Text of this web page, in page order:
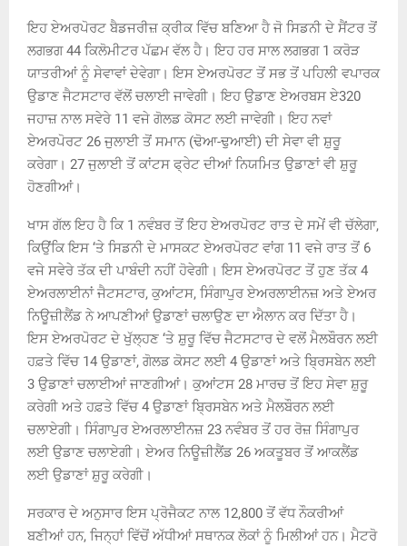
ਇਹ ਏਅਰਪੋਰਟ ਬੈਡਜਰੀਜ਼ ਕ੍ਰੀਕ ਵਿੱਚ ਬਣਿਆ ਹੈ ਜੋ ਸਿਡਨੀ ਦੇ ਸੈਂਟਰ ਤੋਂ
ਲਗਭਗ 44 ਕਿਲੋਮੀਟਰ ਪੱਛਮ ਵੱਲ ਹੈ। ਇਹ ਹਰ ਸਾਲ ਲਗਭਗ 1 ਕਰੋੜ
ਯਾਤਰੀਆਂ ਨੂੰ ਸੇਵਾਵਾਂ ਦੇਵੇਗਾ। ਇਸ ਏਅਰਪੋਰਟ ਤੋਂ ਸਭ ਤੋਂ ਪਹਿਲੀ ਵਪਾਰਕ
ਉਡਾਣ ਜੈਟਸਟਾਰ ਵੱਲੋਂ ਚਲਾਈ ਜਾਵੇਗੀ। ਇਹ ਉਡਾਣ ਏਅਰਬਸ ਏ320
ਜਹਾਜ਼ ਨਾਲ ਸਵੇਰੇ 11 ਵਜੇ ਗੋਲਡ ਕੋਸਟ ਲਈ ਜਾਵੇਗੀ। ਇਹ ਨਵਾਂ
ਏਅਰਪੋਰਟ 26 ਜੁਲਾਈ ਤੋਂ ਸਮਾਨ (ਢੋਆ-ਢੁਆਈ) ਦੀ ਸੇਵਾ ਵੀ ਸ਼ੁਰੂ
ਕਰੇਗਾ। 27 ਜੁਲਾਈ ਤੋਂ ਕਾਂਟਸ ਫ੍ਰੇਟ ਦੀਆਂ ਨਿਯਮਿਤ ਉਡਾਣਾਂ ਵੀ ਸ਼ੁਰੂ
ਹੋਣਗੀਆਂ।
ਖਾਸ ਗੱਲ ਇਹ ਹੈ ਕਿ 1 ਨਵੰਬਰ ਤੋਂ ਇਹ ਏਅਰਪੋਰਟ ਰਾਤ ਦੇ ਸਮੇਂ ਵੀ ਚੱਲੇਗਾ,
ਕਿਉਂਕਿ ਇਸ ‘ਤੇ ਸਿਡਨੀ ਦੇ ਮਾਸਕਟ ਏਅਰਪੋਰਟ ਵਾਂਗ 11 ਵਜੇ ਰਾਤ ਤੋਂ 6
ਵਜੇ ਸਵੇਰੇ ਤੱਕ ਦੀ ਪਾਬੰਦੀ ਨਹੀਂ ਹੋਵੇਗੀ। ਇਸ ਏਅਰਪੋਰਟ ਤੋਂ ਹੁਣ ਤੱਕ 4
ਏਅਰਲਾਈਨਾਂ ਜੈਟਸਟਾਰ, ਕੁਆਂਟਸ, ਸਿੰਗਾਪੁਰ ਏਅਰਲਾਈਨਜ਼ ਅਤੇ ਏਅਰ
ਨਿਊਜ਼ੀਲੈਂਡ ਨੇ ਆਪਣੀਆਂ ਉਡਾਣਾਂ ਚਲਾਉਣ ਦਾ ਐਲਾਨ ਕਰ ਦਿੱਤਾ ਹੈ।
ਇਸ ਏਅਰਪੋਰਟ ਦੇ ਖੁੱਲ੍ਹਣ ‘ਤੇ ਸ਼ੁਰੂ ਵਿੱਚ ਜੈਟਸਟਾਰ ਦੇ ਵਲੋਂ ਮੈਲਬੌਰਨ ਲਈ
ਹਫ਼ਤੇ ਵਿੱਚ 14 ਉਡਾਣਾਂ, ਗੋਲਡ ਕੋਸਟ ਲਈ 4 ਉਡਾਣਾਂ ਅਤੇ ਬ੍ਰਿਸਬੇਨ ਲਈ
3 ਉਡਾਣਾਂ ਚਲਾਈਆਂ ਜਾਣਗੀਆਂ। ਕੁਆਂਟਸ 28 ਮਾਰਚ ਤੋਂ ਇਹ ਸੇਵਾ ਸ਼ੁਰੂ
ਕਰੇਗੀ ਅਤੇ ਹਫ਼ਤੇ ਵਿੱਚ 4 ਉਡਾਣਾਂ ਬ੍ਰਿਸਬੇਨ ਅਤੇ ਮੈਲਬੌਰਨ ਲਈ
ਚਲਾਏਗੀ। ਸਿੰਗਾਪੁਰ ਏਅਰਲਾਈਨਜ਼ 23 ਨਵੰਬਰ ਤੋਂ ਹਰ ਰੋਜ਼ ਸਿੰਗਾਪੁਰ
ਲਈ ਉਡਾਣ ਚਲਾਏਗੀ। ਏਅਰ ਨਿਊਜ਼ੀਲੈਂਡ 26 ਅਕਤੂਬਰ ਤੋਂ ਆਕਲੈਂਡ
ਲਈ ਉਡਾਣਾਂ ਸ਼ੁਰੂ ਕਰੇਗੀ।
ਸਰਕਾਰ ਦੇ ਅਨੁਸਾਰ ਇਸ ਪ੍ਰੋਜੈਕਟ ਨਾਲ 12,800 ਤੋਂ ਵੱਧ ਨੌਕਰੀਆਂ
ਬਣੀਆਂ ਹਨ, ਜਿਨ੍ਹਾਂ ਵਿੱਚੋਂ ਅੱਧੀਆਂ ਸਥਾਨਕ ਲੋਕਾਂ ਨੂੰ ਮਿਲੀਆਂ ਹਨ। ਮੈਟਰੋ